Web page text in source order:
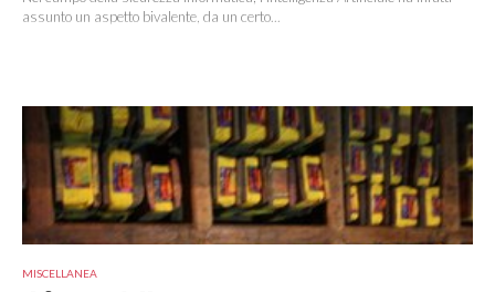
assunto un aspetto bivalente, da un certo...
MISCELLANEA